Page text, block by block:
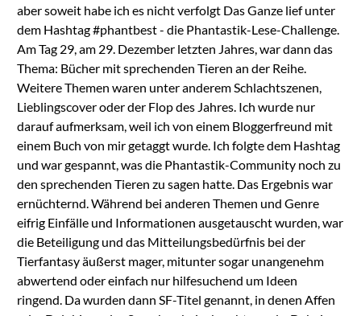
aber soweit habe ich es nicht verfolgt Das Ganze lief unter
dem Hashtag #phantbest - die Phantastik-Lese-Challenge.
Am Tag 29, am 29. Dezember letzten Jahres, war dann das
Thema: Bücher mit sprechenden Tieren an der Reihe.
Weitere Themen waren unter anderem Schlachtszenen,
Lieblingscover oder der Flop des Jahres. Ich wurde nur
darauf aufmerksam, weil ich von einem Bloggerfreund mit
einem Buch von mir getaggt wurde. Ich folgte dem Hashtag
und war gespannt, was die Phantastik-Community noch zu
den sprechenden Tieren zu sagen hatte. Das Ergebnis war
ernüchternd. Während bei anderen Themen und Genre
eifrig Einfälle und Informationen ausgetauscht wurden, war
die Beteiligung und das Mitteilungsbedürfnis bei der
Tierfantasy äußerst mager, mitunter sogar unangenehm
abwertend oder einfach nur hilfesuchend um Ideen
ringend. Da wurden dann SF-Titel genannt, in denen Affen